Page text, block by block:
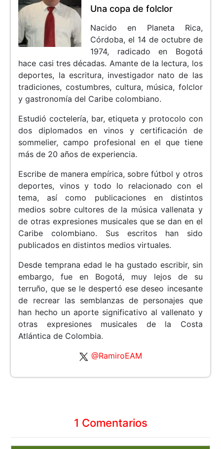
Una copa de folclor
Nacido en Planeta Rica,
Córdoba, el 14 de octubre de
1974, radicado en Bogotá
hace casi tres décadas. Amante de la lectura, los
deportes, la escritura, investigador nato de las
tradiciones, costumbres, cultura, música, folclor
y gastronomía del Caribe colombiano.
Estudió coctelería, bar, etiqueta y protocolo con
dos diplomados en vinos y certificación de
sommelier, campo profesional en el que tiene
más de 20 años de experiencia.
Escribe de manera empírica, sobre fútbol y otros
deportes, vinos y todo lo relacionado con el
tema, así como publicaciones en distintos
medios sobre cultores de la música vallenata y
de otras expresiones musicales que se dan en el
Caribe colombiano. Sus escritos han sido
publicados en distintos medios virtuales.
Desde temprana edad le ha gustado escribir, sin
embargo, fue en Bogotá, muy lejos de su
terruño, que se le despertó ese deseo incesante
de recrear las semblanzas de personajes que
han hecho un aporte significativo al vallenato y
otras expresiones musicales de la Costa
Atlántica de Colombia.
@RamiroEAM
1 Comentarios